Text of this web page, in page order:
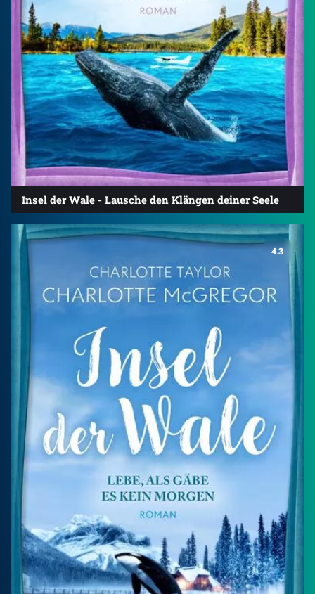
Insel der Wale - Lausche den Klängen deiner Seele
4.3